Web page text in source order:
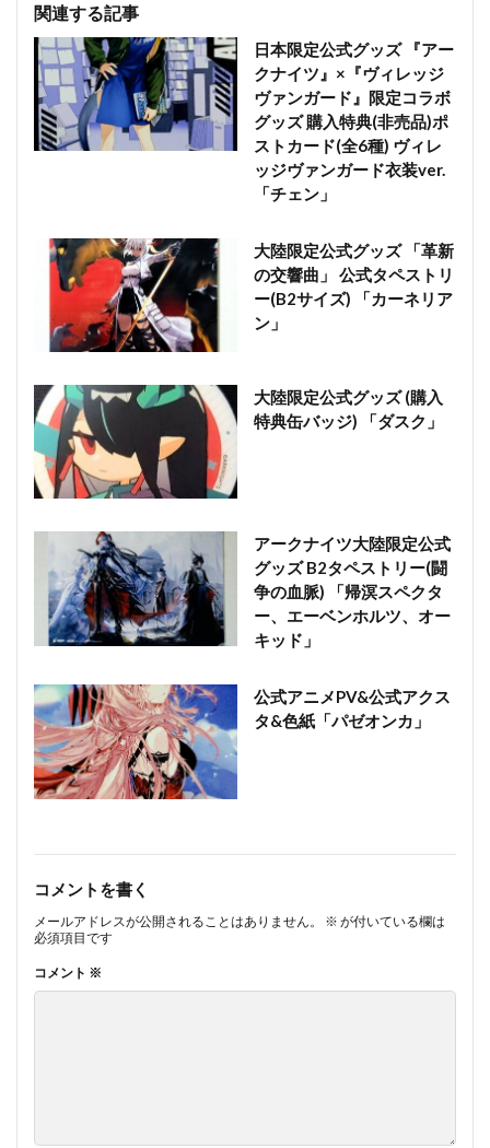
関連する記事
日本限定公式グッズ 『アー
クナイツ』×『ヴィレッジ
ヴァンガード』限定コラボ
グッズ 購入特典(非売品)ポ
ストカード(全6種) ヴィレ
ッジヴァンガード衣装ver.
「チェン」
大陸限定公式グッズ 「革新
の交響曲」 公式タペストリ
ー(B2サイズ) 「カーネリア
ン」
大陸限定公式グッズ (購入
特典缶バッジ) 「ダスク」
アークナイツ大陸限定公式
グッズ B2タペストリー(闘
争の血脈) 「帰溟スペクタ
ー、エーベンホルツ、オー
キッド」
公式アニメPV&公式アクス
タ&色紙「パゼオンカ」
コメントを書く
メールアドレスが公開されることはありません。 ※ が付いている欄は
必須項目です
コメント ※